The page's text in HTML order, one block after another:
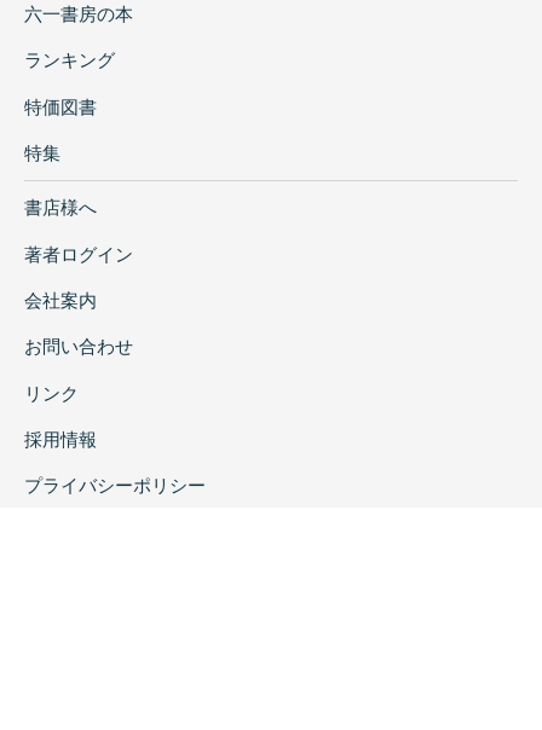
六一書房の本
ランキング
特価図書
特集
書店様へ
著者ログイン
会社案内
お問い合わせ
リンク
採用情報
プライバシーポリシー